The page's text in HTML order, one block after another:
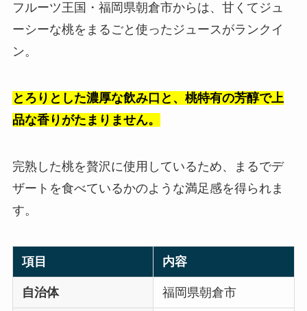
フルーツ王国・福岡県朝倉市からは、甘くてジュ
ーシーな桃をまるごと使ったジュースがランクイ
ン。
とろりとした濃厚な飲み口と、桃特有の芳醇で上
品な香りがたまりません。
完熟した桃を贅沢に使用しているため、まるでデ
ザートを食べているかのような満足感を得られま
す。
項目 内容
自治体 福岡県朝倉市